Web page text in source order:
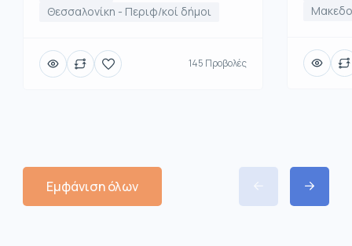
Θεσσαλονίκη - Περιφ/κοί δήμοι
145 Προβολές
Εμφάνιση όλων